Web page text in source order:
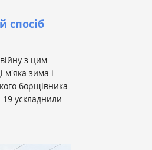
спосіб
з цим
м'яка зима і
борщівника
19 ускладнили